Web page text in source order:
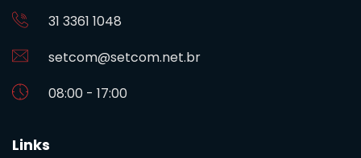
31 3361 1048
setcom@setcom.net.br
08:00 - 17:00
Links